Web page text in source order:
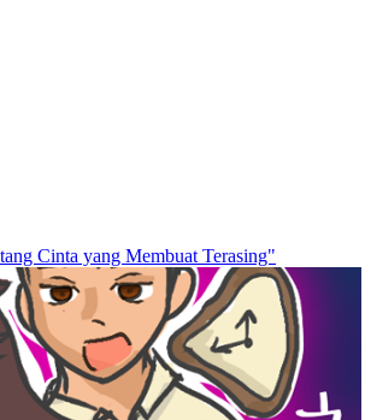
Cinta yang Membuat Terasing"